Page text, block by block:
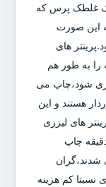
غلطک پرس که
این صورت
های
را به طور هم
شود،چاپ می
هستند و این
های لیزری
صفحه رادر دقیقه چاپ
شدند،گران
نسبتا کم هزینه